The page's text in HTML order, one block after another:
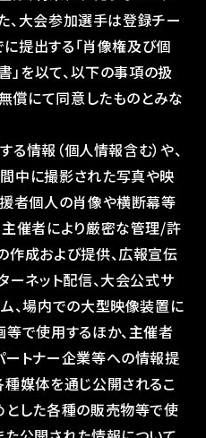
、大会参加選手は登録チー
提出する「肖像権及び個
を以て、以下の事項の扱
償にて同意したものとみな
情報（個人情報含む）や、
中に撮影された写真や映
援者個人の肖像や横断幕等
主催者により厳密な管理/許
作成および提供、広報宣伝
ーネット配信、大会公式サ
、場内での大型映像装置に
等で使用するほか、主催者
ートナー企業等への情報提
種媒体を通じ公開されるこ
とした各種の販売物等で使